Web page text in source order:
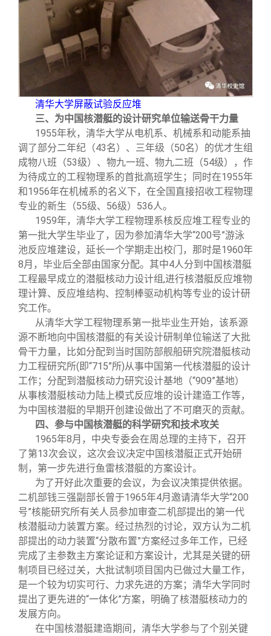
清华大学屏蔽试验反应堆
三、为中国核潜艇的设计研究单位输送骨干力量
1955年秋，清华大学从电机系、机械系和动能系抽
调了部分二年纪（43名）、三年级（50名）的优才生组
成物八班（53级）、物九一班、物九二班（54级），作
为待成立的工程物理系的首批高班学生；同时在1955年
和1956年在机械系的名义下，在全国直接招收工程物理
专业的新生（55级、56级）536人。
1959年，清华大学工程物理系核反应堆工程专业的
第一批大学生毕业了，因为参加清华大学“200号”游泳
池反应堆建设，延长一个学期走出校门，那时是1960年
8月，毕业后全部由国家分配。其中4人分到中国核潜艇
工程最早成立的潜艇核动力设计组,进行核潜艇反应堆物
理计算、反应堆结构、控制棒驱动机构等专业的设计研
究工作。
从清华大学工程物理系第一批毕业生开始，该系源
源不断地向中国核潜艇的有关设计研制单位输送了大批
骨干力量，比如分配到当时国防部舰船研究院潜艇核动
力工程研究所(即“715”所)从事中国第一代核潜艇的设计
工作；分配到潜艇核动力研究设计基地（“909”基地）
从事核潜艇核动力陆上模式反应堆的设计建造工作等，
为中国核潜艇的早期开创建设做出了不可磨灭的贡献。
四、参与中国核潜艇的科学研究和技术攻关
1965年8月，中央专委会在周总理的主持下，召开
了第13次会议，这次会议决定中国核潜艇正式开始研
制，第一步先进行鱼雷核潜艇的方案设计。
为了开好此次重要的会议，为会议决策提供依据。
二机部钱三强副部长曾于1965年4月邀请清华大学“200
号”核能研究所有关人员参加审查二机部提出的第一代
核潜艇动力装置方案。经过热烈的讨论，双方认为二机
部提出的动力装置“分散布置”方案经过多年工作，已经
完成了主参数主方案论证和方案设计，尤其是关键的研
制项目已经过关，大批试制项目国内已做过大量工作，
是一个较为切实可行、力求先进的方案；清华大学同时
提出了更先进的“一体化”方案，明确了核潜艇核动力的
发展方向。
在中国核潜艇建造期间，清华大学参与了个别关键